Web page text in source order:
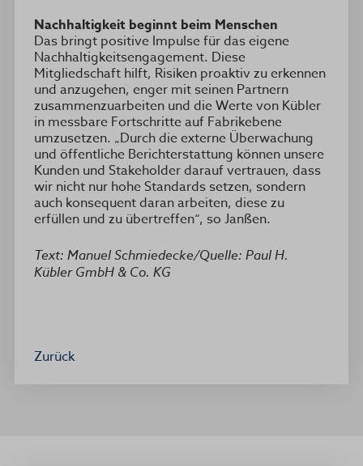
Nachhaltigkeit beginnt beim Menschen
Das bringt positive Impulse für das eigene
Nachhaltigkeitsengagement. Diese
Mitgliedschaft hilft, Risiken proaktiv zu erkennen
und anzugehen, enger mit seinen Partnern
zusammenzuarbeiten und die Werte von Kübler
in messbare Fortschritte auf Fabrikebene
umzusetzen. „Durch die externe Überwachung
und öffentliche Berichterstattung können unsere
Kunden und Stakeholder darauf vertrauen, dass
wir nicht nur hohe Standards setzen, sondern
auch konsequent daran arbeiten, diese zu
erfüllen und zu übertreffen“, so Janßen.
Text: Manuel Schmiedecke/Quelle: Paul H.
Kübler GmbH & Co. KG
Zurück